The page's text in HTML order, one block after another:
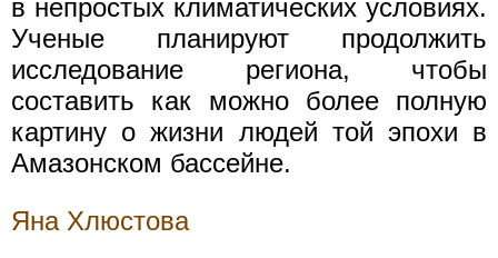
в непростых климатических условиях.
Ученые планируют продолжить
исследование региона, чтобы
составить как можно более полную
картину о жизни людей той эпохи в
Амазонском бассейне.
Яна Хлюстова